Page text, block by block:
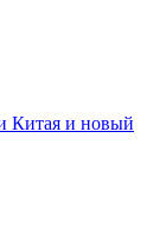
Китая и новый